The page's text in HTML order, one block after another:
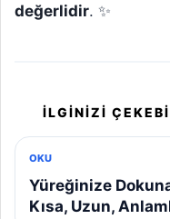
değerlidir. ✨
İLGINIZI
OKU
Yüreğinize
Kısa, Uzun,